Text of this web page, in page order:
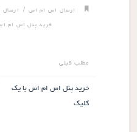
ارسال اس ام اس/ ارسال
خرید پنل اس ام اس
مطلب قبلی
خرید پنل اس ام اس با یک
کلیک